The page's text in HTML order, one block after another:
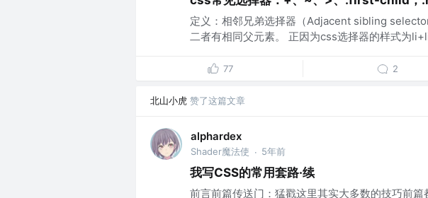
定义：相邻兄弟选择器（Adjacent sibling
二者有相同父元素。 正因为css选择器的样式为
77 2
北山小虎 赞了这篇文章
alphardex
Shader魔法使 · 5年前
我写CSS的常用套路·续
前言前篇传送门：猛戳这里其实大多数的技巧前